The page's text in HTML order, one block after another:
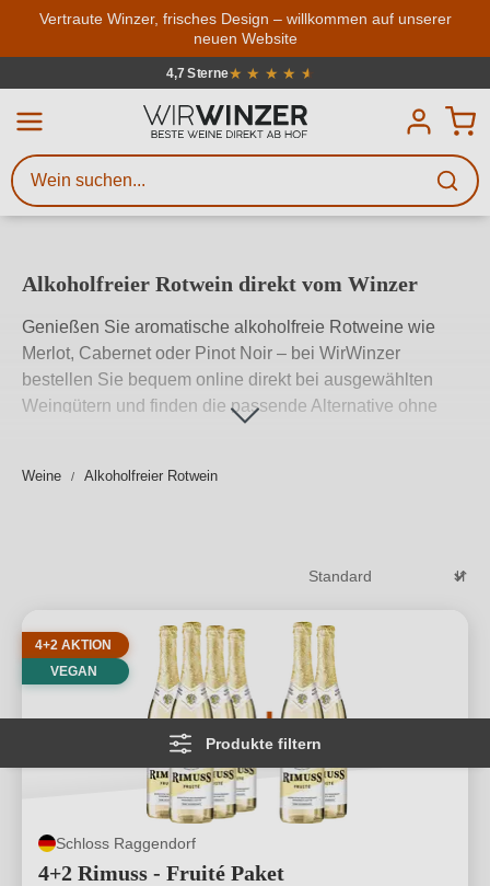
Zum Hauptinhalt springen
Vertraute Winzer, frisches Design – willkommen auf unserer
neuen Website
4,7 Sterne★ ★ ★ ★ ★
★
Durchschnittliche Bewertung von
Alkoholfreier Rotwein direkt vom Winzer
Genießen Sie aromatische alkoholfreie Rotweine wie
Merlot, Cabernet oder Pinot Noir – bei WirWinzer
bestellen Sie bequem online direkt bei ausgewählten
Weingütern und finden die passende Alternative ohne
Weiterlesen →
Weine Alkoholfreier Rotwein
Produkte filtern
4+2 AKTION
VEGAN
Schloss Raggendorf
4+2 Rimuss - Fruité Paket
Weinsuche
Mindestens 3 Zeichen eingeben
Beschreiben Sie, welchen Wein
Sie suchen – ob nach Geschmack,
Kriterien.